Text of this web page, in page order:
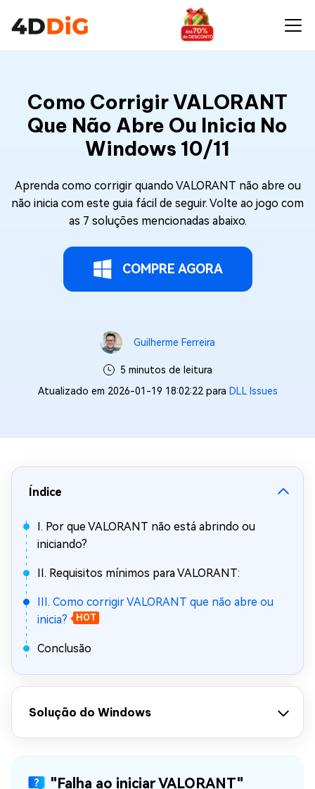
Como Corrigir VALORANT
Que Não Abre Ou Inicia No
Windows 10/11
Aprenda como corrigir quando VALORANT não abre ou
não inicia com este guia fácil de seguir. Volte ao jogo com
as 7 soluções mencionadas abaixo.
COMPRE AGORA
Guilherme Ferreira
5 minutos de leitura
Atualizado em 2026-01-19 18:02:22 para DLL Issues
Índice
I. Por que VALORANT não está abrindo ou
iniciando?
II. Requisitos mínimos para VALORANT:
III. Como corrigir VALORANT que não abre ou
inicia?
HOT
Conclusão
Solução do Windows
"Falha ao iniciar VALORANT"